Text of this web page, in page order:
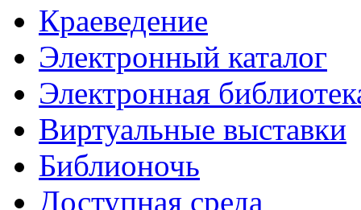
Краеведение
Электронный каталог
Электронная
Виртуальные выставки
Библионочь
Доступная среда